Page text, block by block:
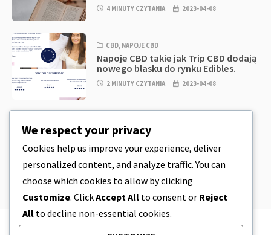
4 MINUTY CZYTANIA 2023-04-08
CBD, NAPOJE CBD
Napoje CBD takie jak Trip CBD dodają
nowego blasku do rynku Edibles.
2 MINUTY CZYTANIA 2023-04-08
CBD EDIBLES
CBD Cookie Dough & Incredibly
Simple CBD Edibles You Can Make at
Home
4 MINUTY CZYTANIA
We respect your privacy
Cookies help us improve your experience, deliver
personalized content, and analyze traffic. You can
choose which cookies to allow by clicking
Customize. ClickAccept All to consent or Reject
All to decline non-essential cookies.